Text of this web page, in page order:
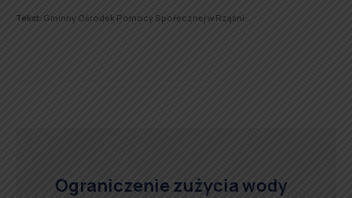
Tekst: Gminny Ośrodek Pomocy Społecznej w Rząśni.
Ograniczenie zużycia wody